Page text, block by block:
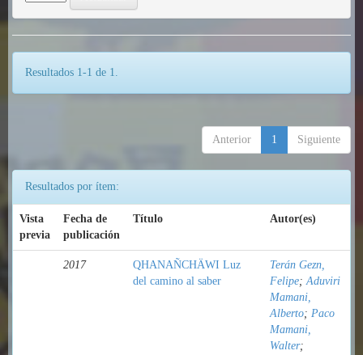
Resultados 1-1 de 1.
Anterior 1 Siguiente
Resultados por ítem:
Vista
previa
Fecha de
publicación
Título Autor(es)
2017
QHANAÑCHÄWI Luz
del camino al saber
Terán Gezn,
Felipe;Aduviri
Mamani,
Alberto; Paco
Mamani,
Walter;